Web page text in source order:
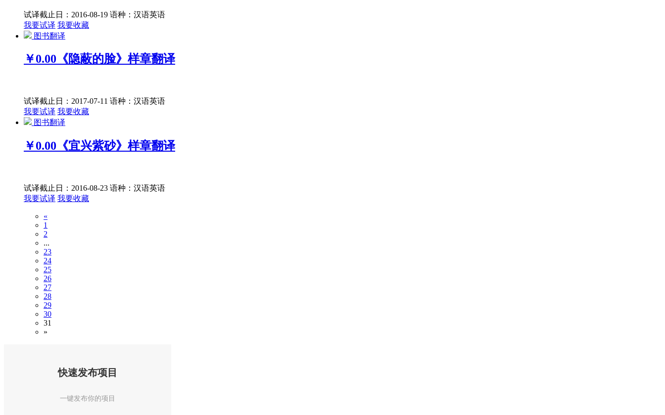
试译截止日：2016-08-19 语种：汉语英语
我要试译 我要收藏
图书翻译
￥0.00 《隐蔽的脸》样章翻译
试译截止日：2017-07-11 语种：汉语英语
我要试译 我要收藏
图书翻译
￥0.00 《宜兴紫砂》样章翻译
试译截止日：2016-08-23 语种：汉语英语
我要试译 我要收藏
«
1
2
...
23
24
25
26
27
28
29
30
31
»
快速发布项目
一键发布你的项目